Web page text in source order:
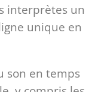
interprètes un
unique en
son en temps